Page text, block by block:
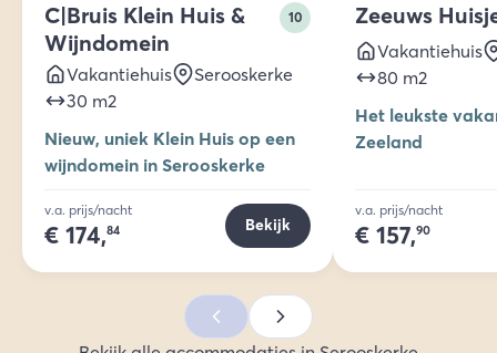
C|Bruis Klein Huis &
Wijndomein
10
Vakantiehuis
Serooskerke
30 m2
Nieuw, uniek Klein Huis op een
wijndomein in Serooskerke
v.a. prijs/nacht
€ 174,84 Bekijk
Zeeuws
Vakantiehuis
80 m2
Het leukste
Zeeland
v.a. prijs/nacht
€ 157,90